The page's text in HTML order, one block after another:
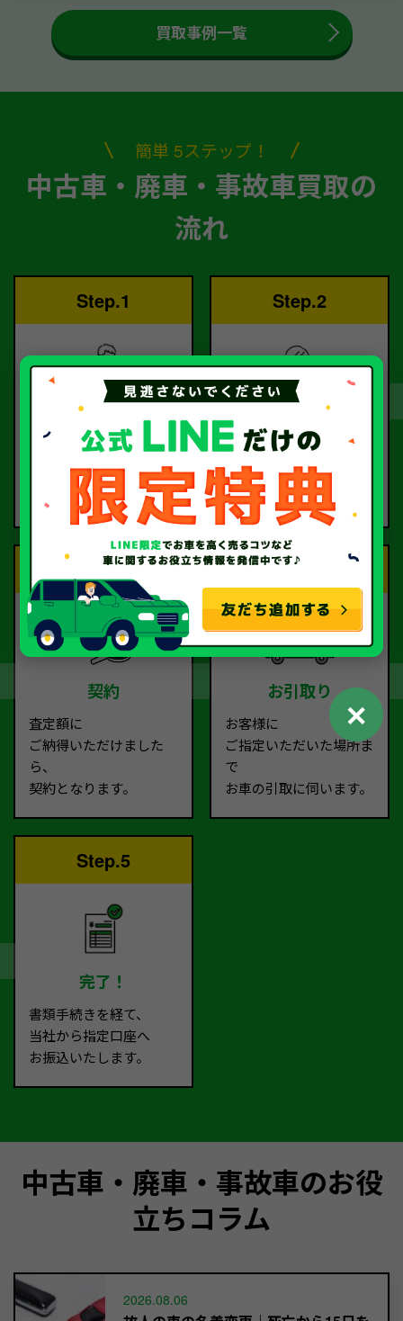
買取事例一覧
簡単 5ステップ！
中古車・廃車・事故車買取の
流れ
Step.1
お電話または査定フォー
ご依頼ください。
Step.2
査定のプロが
お電話で回答いたしま
す。
Step.3
契約
査定額に
ご納得いただけました
ら、
契約となります。
Step.4
お引取り
お客様に
ご指定いただいた場所ま
で
お車の引取に伺います。
Step.5
完了！
書類手続きを経て、
当社から指定口座へ
お振込いたします。
中古車・廃車・事故車のお役
立ちコラム
2026.08.06
✕